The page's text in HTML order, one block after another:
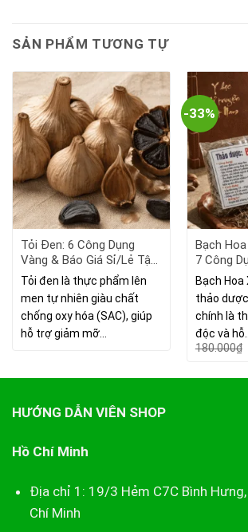
SẢN PHẨM TƯƠNG TỰ
Tỏi Đen: 6 Công Dụng
Vàng & Báo Giá Sỉ/Lẻ Tận
Gốc 2026
Tỏi đen là thực phẩm lên
men tự nhiên giàu chất
chống oxy hóa (SAC), giúp
hỗ trợ giảm mỡ…
-33%
Bạch
7 Công
Cách
Bạch
thảo
chính là
độc và
180.000₫
HƯỚNG DẪN VIÊN SHOP
Hồ Chí Minh
Địa chỉ 1: 19/3 Hẻm C7C Bình Hưng,
Chí Minh